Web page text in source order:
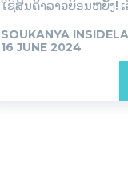
ໃຊ້ສິນຄ້າລາວຍ້ອນຫຍັງ!
SOUKANYA
16 JUNE 2024